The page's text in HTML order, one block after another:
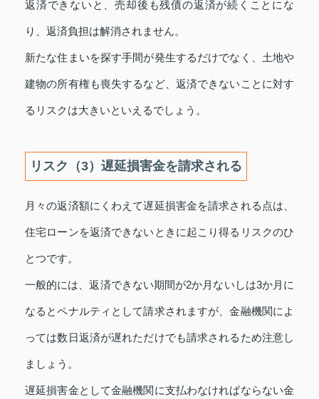
返済できないと、売却後も残債の返済が続くことにな
り、返済負担は解消されません。
新たな住まいを探す手間が発生するだけでなく、土地や
建物の所有権も喪失するなど、返済できないことに対す
るリスクは大きいといえるでしょう。
リスク（3）遅延損害金を請求される
月々の返済額にくわえて遅延損害金を請求される点は、
住宅ローンを返済できないときに起こり得るリスクのひ
とつです。
一般的には、返済できない期間が2か月ないしは3か月に
なるとペナルティとして請求されますが、金融機関によ
っては数日返済が遅れただけでも請求されるため注意し
ましょう。
遅延損害金として金融機関に支払わなければならない金